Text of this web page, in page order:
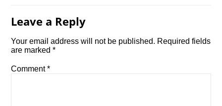
Leave a Reply
Your email address will not be published. Required fields
are marked*
Comment*